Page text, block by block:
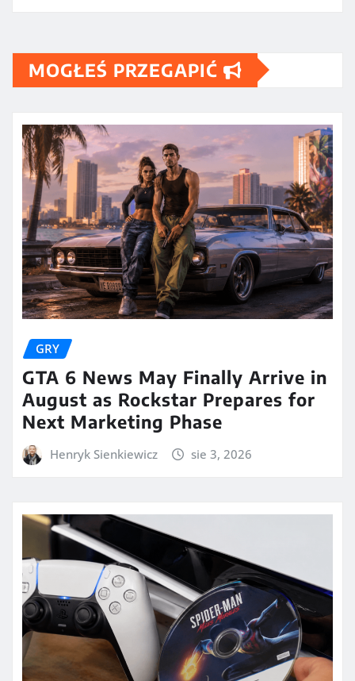
MOGŁEŚ PRZEGAPIĆ
GRY
GTA 6 News May Finally Arrive in
August as Rockstar Prepares for
Next Marketing Phase
Henryk Sienkiewicz sie 3, 2026